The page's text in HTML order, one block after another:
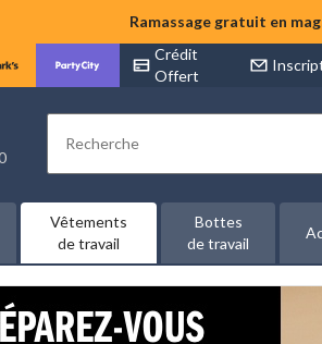
Ramassage gratuit en
Crédit
Offert
Rechercher
Vêtements
de travail
Bottes
de travail